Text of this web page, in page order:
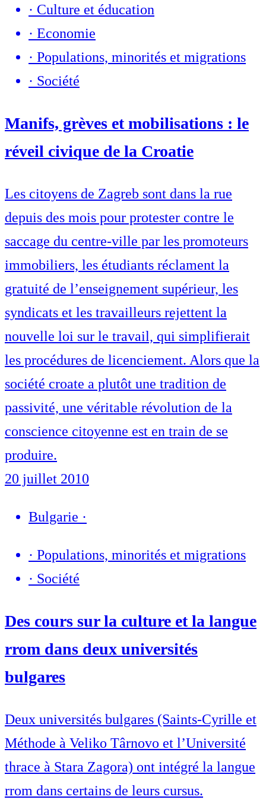
· Culture et éducation
· Economie
· Populations, minorités et migrations
· Société
Manifs, grèves et mobilisations : le
réveil civique de la Croatie
Les citoyens de Zagreb sont dans la rue
depuis des mois pour protester contre le
saccage du centre-ville par les promoteurs
immobiliers, les étudiants réclament la
gratuité de l’enseignement supérieur, les
syndicats et les travailleurs rejettent la
nouvelle loi sur le travail, qui simplifierait
les procédures de licenciement. Alors que la
société croate a plutôt une tradition de
passivité, une véritable révolution de la
conscience citoyenne est en train de se
produire.
20 juillet 2010
Bulgarie ·
· Populations, minorités et migrations
· Société
Des cours sur la culture et la langue
rrom dans deux universités
bulgares
Deux universités bulgares (Saints-Cyrille et
Méthode à Veliko Târnovo et l’Université
thrace à Stara Zagora) ont intégré la langue
rrom dans certains de leurs cursus.